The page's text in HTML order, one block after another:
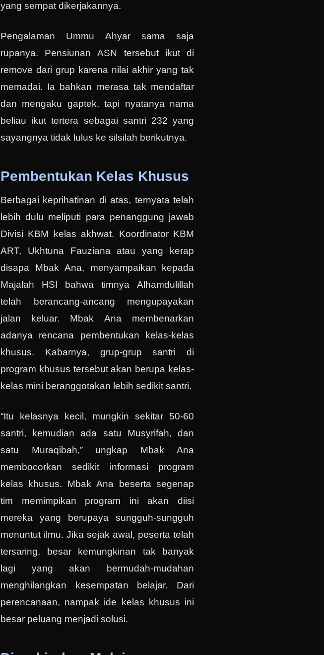
yang sempat dikerjakannya.
Pengalaman Ummu Ahyar sama saja
rupanya. Pensiunan ASN tersebut ikut di
remove dari grup karena nilai akhir yang tak
memadai. Ia bahkan merasa tak mendaftar
dan mengaku gaptek, tapi nyatanya nama
beliau ikut tertera sebagai santri 232 yang
sayangnya tidak lulus ke silsilah berikutnya.
Pembentukan Kelas Khusus
Berbagai keprihatinan di atas, ternyata telah
lebih dulu meliputi para penanggung jawab
Divisi KBM kelas akhwat. Koordinator KBM
ART, Ukhtuna Fauziana atau yang kerap
disapa Mbak Ana, menyampaikan kepada
Majalah HSI bahwa timnya Alhamdulillah
telah berancang-ancang mengupayakan
jalan keluar. Mbak Ana membenarkan
adanya rencana pembentukan kelas-kelas
khusus. Kabarnya, grup-grup santri di
program khusus tersebut akan berupa kelas-
kelas mini beranggotakan lebih sedikit santri.
“Itu kelasnya kecil, mungkin sekitar 50-60
santri, kemudian ada satu Musyrifah, dan
satu Muraqibah,” ungkap Mbak Ana
membocorkan sedikit informasi program
kelas khusus. Mbak Ana beserta segenap
tim memimpikan program ini akan diisi
mereka yang berupaya sungguh-sungguh
menuntut ilmu. Jika sejak awal, peserta telah
tersaring, besar kemungkinan tak banyak
lagi yang akan bermudah-mudahan
menghilangkan kesempatan belajar. Dari
perencanaan, nampak ide kelas khusus ini
besar peluang menjadi solusi.